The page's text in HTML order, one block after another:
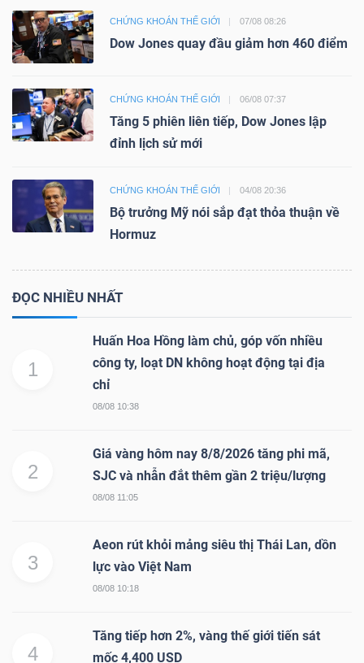
CHỨNG KHOÁN THẾ GIỚI 07/08 08:26
Dow Jones quay đầu giảm hơn 460 điểm
CHỨNG KHOÁN THẾ GIỚI 06/08 07:37
Tăng 5 phiên liên tiếp, Dow Jones lập
đỉnh lịch sử mới
CHỨNG KHOÁN THẾ GIỚI 04/08 20:36
Bộ trưởng Mỹ nói sắp đạt thỏa thuận về
Hormuz
ĐỌC NHIỀU NHẤT
1
Huấn Hoa Hồng làm chủ, góp vốn nhiều
công ty, loạt DN không hoạt động tại địa
chỉ
08/08 10:38
2
Giá vàng hôm nay 8/8/2026 tăng phi mã,
SJC và nhẫn đắt thêm gần 2 triệu/lượng
08/08 11:05
3
Aeon rút khỏi mảng siêu thị Thái Lan, dồn
lực vào Việt Nam
08/08 10:18
4
Tăng tiếp hơn 2%, vàng thế giới tiến sát
mốc 4,400 USD